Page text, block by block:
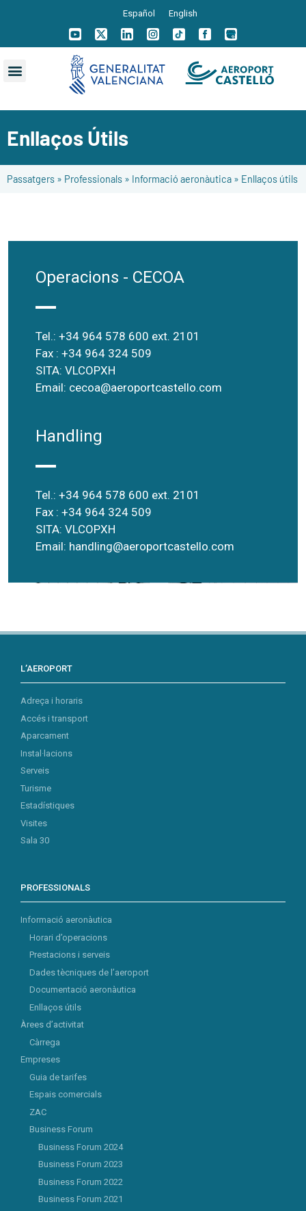
Español English
Enllaços Útils
Passatgers » Professionals » Informació aeronàutica » Enllaços útils
Operacions - CECOA
Tel.: +34 964 578 600 ext. 2101
Fax : +34 964 324 509
SITA: VLCOPXH
Email: cecoa@aeroportcastello.com
Handling
Tel.: +34 964 578 600 ext. 2101
Fax : +34 964 324 509
SITA: VLCOPXH
Email: handling@aeroportcastello.com
L’AEROPORT
Adreça i horaris
Accés i transport
Aparcament
Instal·lacions
Serveis
Turisme
Estadístiques
Visites
Sala 30
PROFESSIONALS
Informació aeronàutica
Horari d’operacions
Prestacions i serveis
Dades tècniques de l’aeroport
Documentació aeronàutica
Enllaços útils
Àrees d’activitat
Càrrega
Empreses
Guia de tarifes
Espais comercials
ZAC
Business Forum
Business Forum 2024
Business Forum 2023
Business Forum 2022
Business Forum 2021